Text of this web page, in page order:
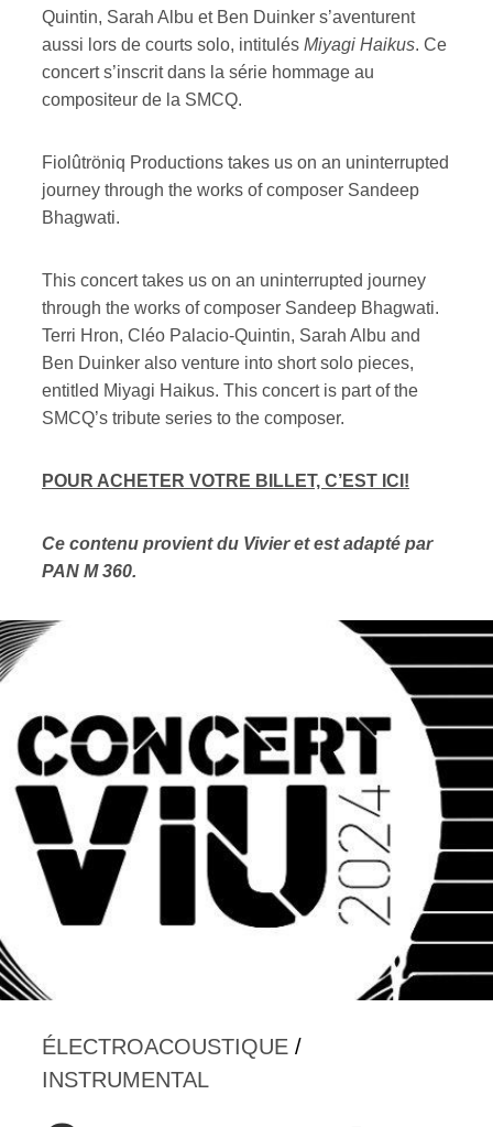
Quintin, Sarah Albu et Ben Duinker s’aventurent
aussi lors de courts solo, intitulés Miyagi Haikus. Ce
concert s’inscrit dans la série hommage au
compositeur de la SMCQ.
Fiolûtröniq Productions takes us on an uninterrupted
journey through the works of composer Sandeep
Bhagwati.
This concert takes us on an uninterrupted journey
through the works of composer Sandeep Bhagwati.
Terri Hron, Cléo Palacio-Quintin, Sarah Albu and
Ben Duinker also venture into short solo pieces,
entitled Miyagi Haikus. This concert is part of the
SMCQ’s tribute series to the composer.
POUR ACHETER VOTRE BILLET, C’EST ICI!
Ce contenu provient du Vivier et est adapté par
PAN M 360.
ÉLECTROACOUSTIQUE /
INSTRUMENTAL